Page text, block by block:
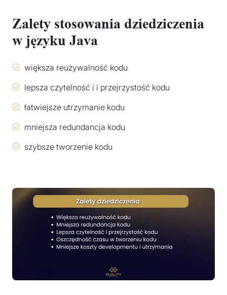
Zalety stosowania dziedziczenia
w języku Java
większa reużywalność kodu
lepsza czytelność i i przejrzystość kodu
łatwiejsze utrzymanie kodu
mniejsza redundancja kodu
szybsze tworzenie kodu